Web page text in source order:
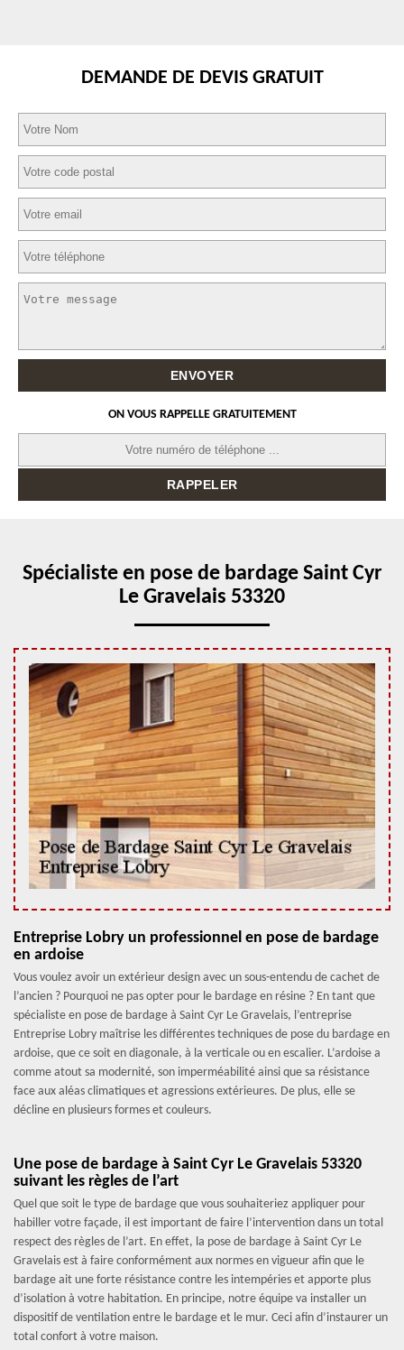
DEMANDE DE DEVIS GRATUIT
ON VOUS RAPPELLE GRATUITEMENT
Spécialiste en pose de bardage Saint Cyr
Le Gravelais 53320
Entreprise Lobry un professionnel en pose de bardage
en ardoise
Vous voulez avoir un extérieur design avec un sous-entendu de cachet de
l’ancien ? Pourquoi ne pas opter pour le bardage en résine ? En tant que
spécialiste en pose de bardage à Saint Cyr Le Gravelais, l’entreprise
Entreprise Lobry maîtrise les différentes techniques de pose du bardage en
ardoise, que ce soit en diagonale, à la verticale ou en escalier. L’ardoise a
comme atout sa modernité, son imperméabilité ainsi que sa résistance
face aux aléas climatiques et agressions extérieures. De plus, elle se
décline en plusieurs formes et couleurs.
Une pose de bardage à Saint Cyr Le Gravelais 53320
suivant les règles de l’art
Quel que soit le type de bardage que vous souhaiteriez appliquer pour
habiller votre façade, il est important de faire l’intervention dans un total
respect des règles de l’art. En effet, la pose de bardage à Saint Cyr Le
Gravelais est à faire conformément aux normes en vigueur afin que le
bardage ait une forte résistance contre les intempéries et apporte plus
d’isolation à votre habitation. En principe, notre équipe va installer un
dispositif de ventilation entre le bardage et le mur. Ceci afin d’instaurer un
total confort à votre maison.